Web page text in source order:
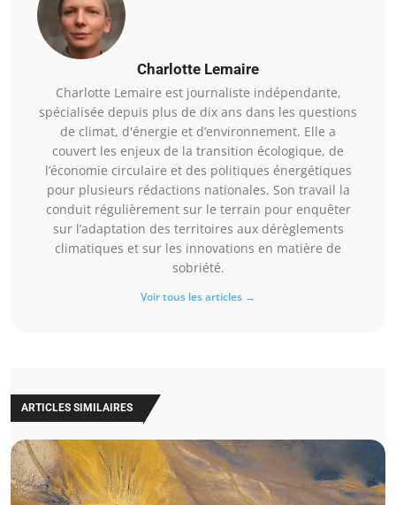
Charlotte Lemaire
Charlotte Lemaire est journaliste indépendante,
spécialisée depuis plus de dix ans dans les questions
de climat, d'énergie et d’environnement. Elle a
couvert les enjeux de la transition écologique, de
l’économie circulaire et des politiques énergétiques
pour plusieurs rédactions nationales. Son travail la
conduit régulièrement sur le terrain pour enquêter
sur l’adaptation des territoires aux dérèglements
climatiques et sur les innovations en matière de
sobriété.
Voir tous les articles →
ARTICLES SIMILAIRES